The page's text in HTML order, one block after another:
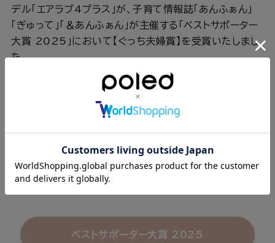
デル「エアラブ4プラス」が、子育て情報誌「あんふぁん」
「ぎゅって」「＆あんふぁん」が主催する「ベストサポーター
大賞 2025」において【ぐっち夫婦賞】を受賞いたしまし
た。
この度受賞した【ぐっち夫婦賞】は、子育て世代に圧倒的
支持を集める料理家のぐっち夫婦がアンバサダーとして、
5部門入賞の40商品から選出した特別賞です。日々の生
の度の受賞につながりました。
今後も子育て中のご家族が安心して夏を過ごせるよう製
ベストサポーター大賞 2025